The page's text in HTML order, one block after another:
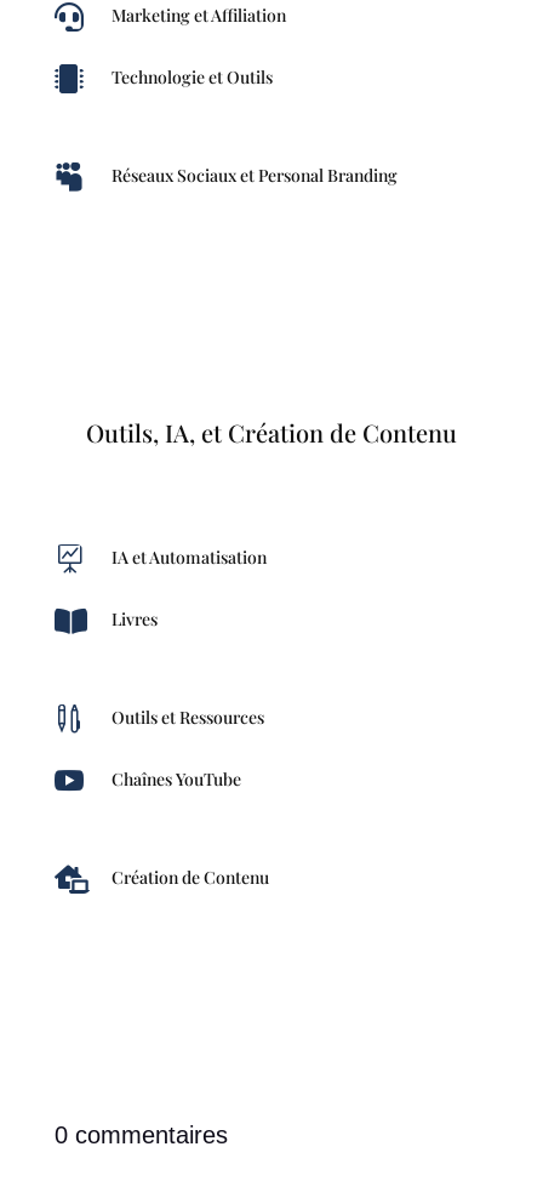
 Marketing et Affiliation
 Technologie et Outils
 Réseaux Sociaux et Personal Branding
Outils, IA, et Création de Contenu
 IA et Automatisation
 Livres
 Outils et Ressources
 Chaînes YouTube
 Création de Contenu
0 commentaires